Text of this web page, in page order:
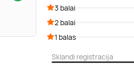
3 balai
2 balai
1 balas
Sklandi registracija